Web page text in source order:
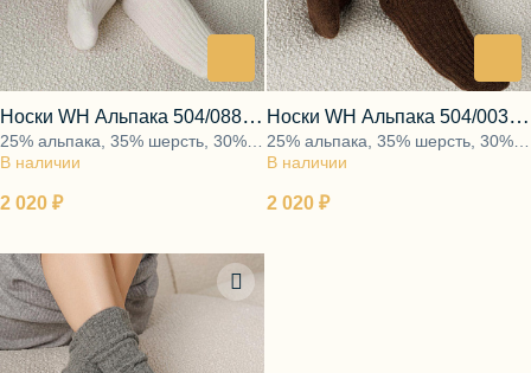
Блузы, толстовки
Пуловеры
Костюмы
Платья
Юбки
Брюки, шорты
2 020 ₽
В наличии
Носки WH Альпака 504/088
молочный
25% альпака, 35% шерсть, 30%
полиамид, 10% эластан
2 020 ₽
В наличии
Носки WH Альпака 504/003
коричневый
25% альпака, 35% шерсть, 30%
полиамид, 10% эластан